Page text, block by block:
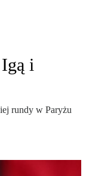
i
rundy w Paryżu